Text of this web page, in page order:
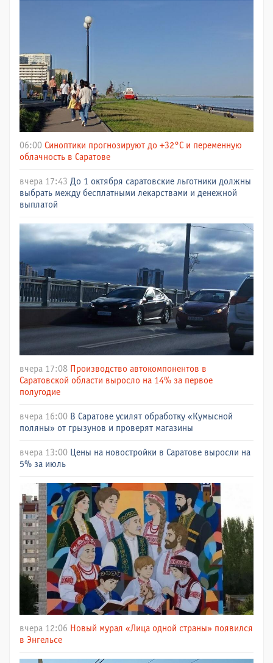
06:00 Синоптики прогнозируют до +32°C и переменную
облачность в Саратове
вчера 17:43 До 1 октября саратовские льготники должны
выбрать между бесплатными лекарствами и денежной
выплатой
вчера 17:08 Производство автокомпонентов в
Саратовской области выросло на 14% за первое
полугодие
вчера 16:00 В Саратове усилят обработку «Кумысной
поляны» от грызунов и проверят магазины
вчера 13:00 Цены на новостройки в Саратове выросли на
5% за июль
вчера 12:06 Новый мурал «Лица одной страны» появился
в Энгельсе